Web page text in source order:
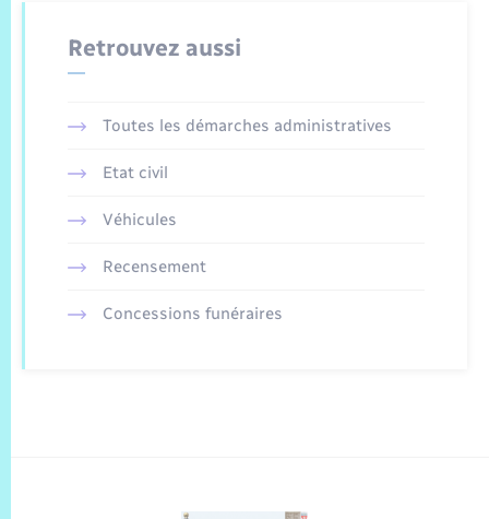
Retrouvez aussi
Toutes les démarches administratives
Etat civil
Véhicules
Recensement
Concessions funéraires